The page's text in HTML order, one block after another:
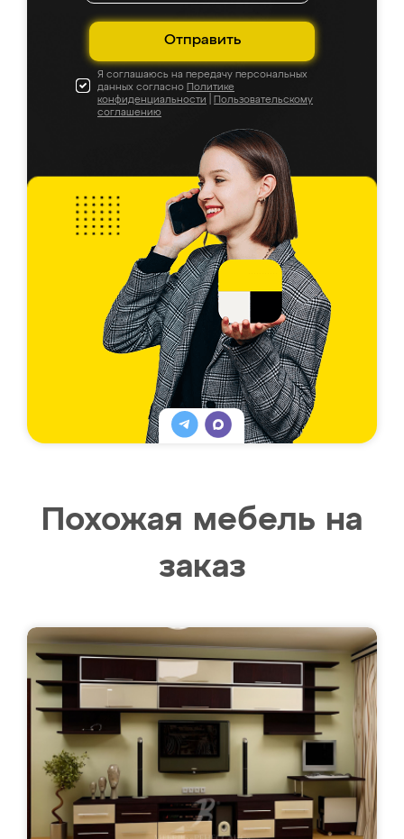
Отправить
Я соглашаюсь на передачу персональных
данных согласно Политике
конфиденциальности
Пользовательскому
соглашению
Похожая мебель на
заказ